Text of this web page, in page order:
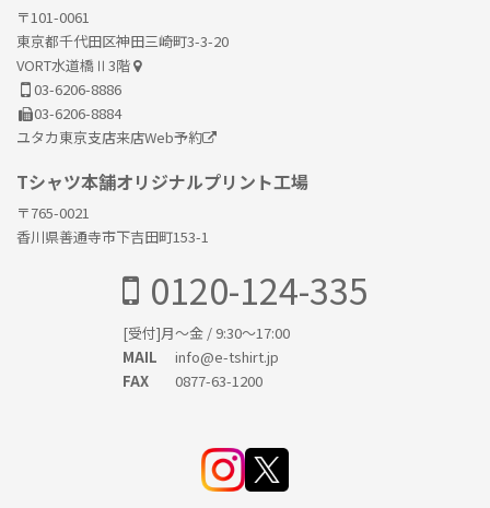
〒101-0061
東京都千代田区神田三崎町3-3-20
VORT水道橋Ⅱ3階
03-6206-8886
03-6206-8884
ユタカ東京支店来店Web予約
Tシャツ本舗オリジナルプリント工場
〒765-0021
香川県善通寺市下吉田町153-1
0120-124-335
[受付]月〜金 / 9:30～17:00
MAIL
info@e-tshirt.jp
FAX
0877-63-1200